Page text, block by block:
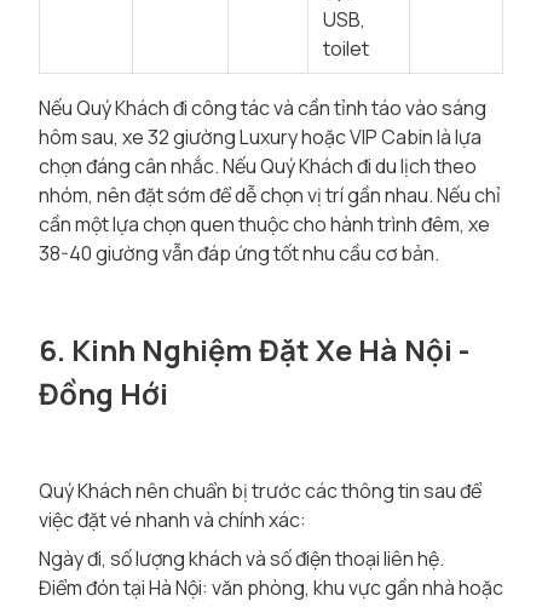
USB,
toilet
Nếu Quý Khách đi công tác và cần tỉnh táo vào sáng
hôm sau, xe 32 giường Luxury hoặc VIP Cabin là lựa
chọn đáng cân nhắc. Nếu Quý Khách đi du lịch theo
nhóm, nên đặt sớm để dễ chọn vị trí gần nhau. Nếu chỉ
cần một lựa chọn quen thuộc cho hành trình đêm, xe
38-40 giường vẫn đáp ứng tốt nhu cầu cơ bản.
6. Kinh Nghiệm Đặt Xe Hà Nội -
Đồng Hới
Quý Khách nên chuẩn bị trước các thông tin sau để
việc đặt vé nhanh và chính xác:
Ngày đi, số lượng khách và số điện thoại liên hệ.
Điểm đón tại Hà Nội: văn phòng, khu vực gần nhà hoặc